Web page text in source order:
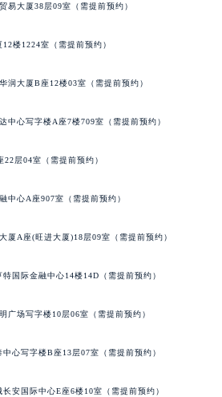
易大厦38层09室（需提前预约）
楼1224室（需提前预约）
润大厦B座12楼03室（需提前预约）
中心写字楼A座7楼709室（需提前预约）
层04室（需提前预约）
中心A座907室（需提前预约）
厦A座(旺进大厦)18层09室（需提前预约）
国际金融中心14楼14D（需提前预约）
广场写字楼10层06室（需提前预约）
心写字楼B座13层07室（需提前预约）
安国际中心E座6楼10室（需提前预约）